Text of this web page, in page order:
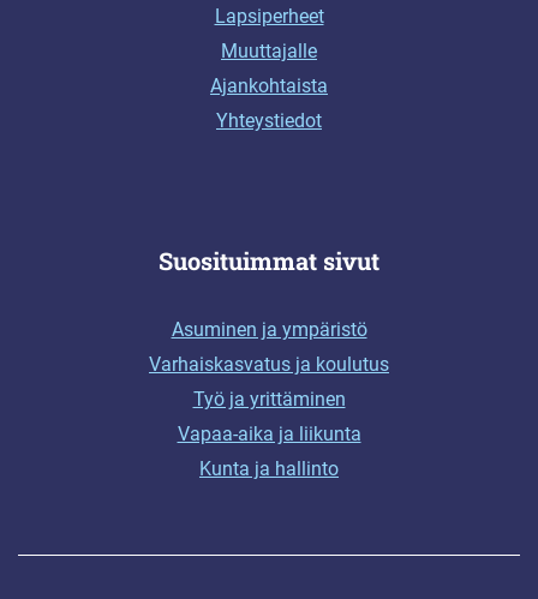
Lapsiperheet
Muuttajalle
Ajankohtaista
Yhteystiedot
Suosituimmat sivut
Asuminen ja ympäristö
Varhaiskasvatus ja koulutus
Työ ja yrittäminen
Vapaa-aika ja liikunta
Kunta ja hallinto